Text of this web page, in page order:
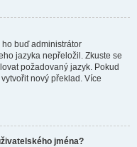
buď administrátor
jazyka nepřeložil. Zkuste se
požadovaný jazyk. Pokud
nový překlad. Více
jména?